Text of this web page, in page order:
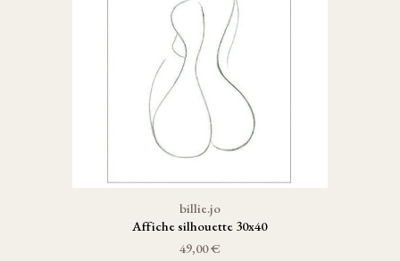
billie.jo
Affiche silhouette 30x40
49,00 €